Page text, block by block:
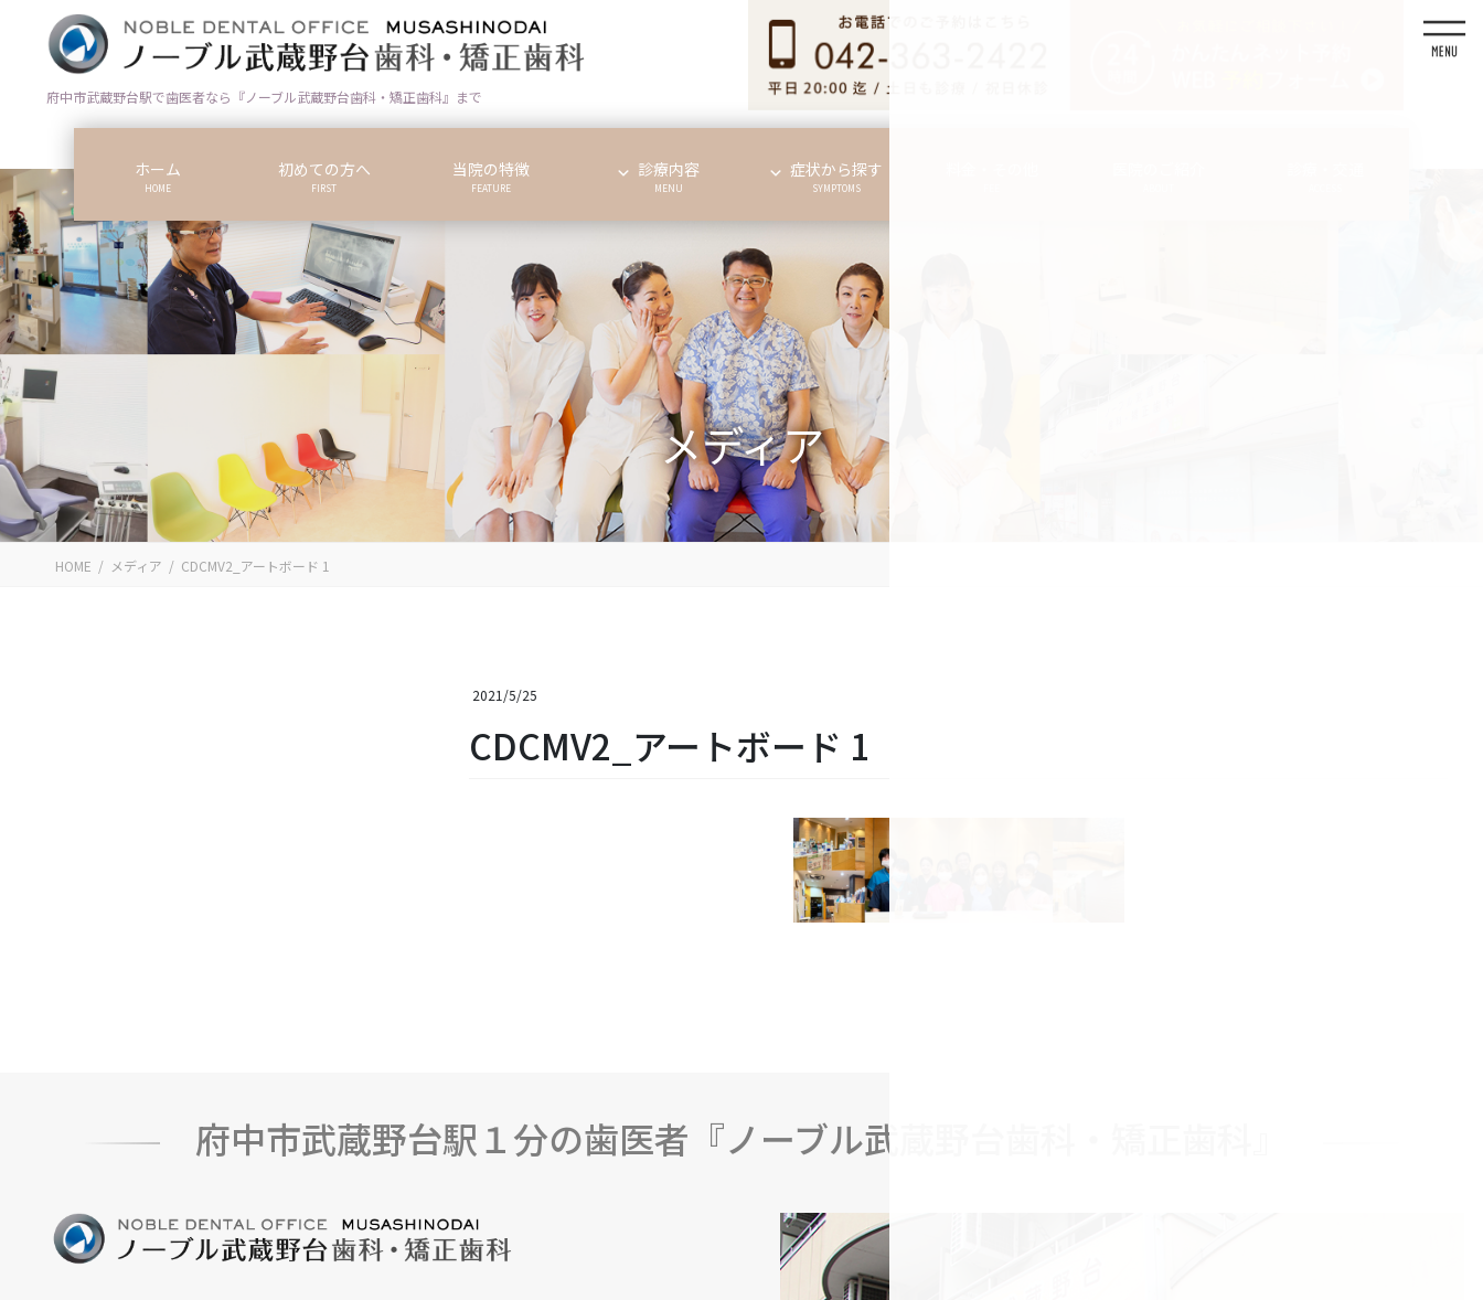
移
動
ン
に
移
動
府中市武蔵野台駅で歯医者なら『ノーブル武蔵野台歯科・矯正歯科』まで
ホーム
HOME
初めての方へ
FIRST
当院の特徴
FEATURE
診療内容
MENU
症状から探す
SYMPTOMS
メディア
HOME メディア CDCMV2_アートボード 1
2021/5/25
CDCMV2_アートボード 1
府中市武蔵野台駅１分の歯医者『ノーブル武蔵野台歯科・矯正歯科』